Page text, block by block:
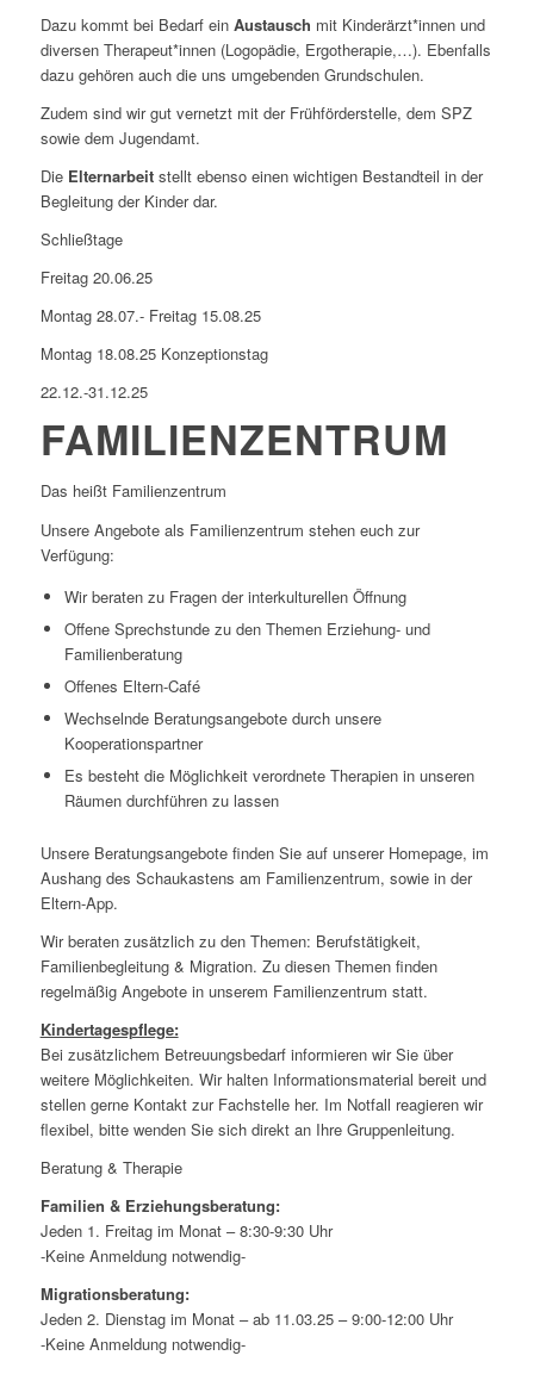
Dazu kommt bei Bedarf ein Austausch mit Kinderärzt*innen und
diversen Therapeut*innen (Logopädie, Ergotherapie,…). Ebenfalls
dazu gehören auch die uns umgebenden Grundschulen.
Zudem sind wir gut vernetzt mit der Frühförderstelle, dem SPZ
sowie dem Jugendamt.
Die Elternarbeitstellt ebenso einen wichtigen Bestandteil in der
Begleitung der Kinder dar.
Schließtage
Freitag 20.06.25
Montag 28.07.- Freitag 15.08.25
Montag 18.08.25 Konzeptionstag
22.12.-31.12.25
FAMILIENZENTRUM
Das heißt Familienzentrum
Unsere Angebote als Familienzentrum stehen euch zur
Verfügung:
Wir beraten zu Fragen der interkulturellen Öffnung
Offene Sprechstunde zu den Themen Erziehung- und
Familienberatung
Offenes Eltern-Café
Wechselnde Beratungsangebote durch unsere
Kooperationspartner
Es besteht die Möglichkeit verordnete Therapien in unseren
Räumen durchführen zu lassen
Unsere Beratungsangebote finden Sie auf unserer Homepage, im
Aushang des Schaukastens am Familienzentrum, sowie in der
Eltern-App.
Wir beraten zusätzlich zu den Themen: Berufstätigkeit,
Familienbegleitung & Migration. Zu diesen Themen finden
regelmäßig Angebote in unserem Familienzentrum statt.
Kindertagespflege:
Bei zusätzlichem Betreuungsbedarf informieren wir Sie über
weitere Möglichkeiten. Wir halten Informationsmaterial bereit und
stellen gerne Kontakt zur Fachstelle her. Im Notfall reagieren wir
flexibel, bitte wenden Sie sich direkt an Ihre Gruppenleitung.
Beratung & Therapie
Familien & Erziehungsberatung:
Jeden 1. Freitag im Monat – 8:30-9:30 Uhr
-Keine Anmeldung notwendig-
Migrationsberatung:
Jeden 2. Dienstag im Monat – ab 11.03.25 – 9:00-12:00 Uhr
-Keine Anmeldung notwendig-